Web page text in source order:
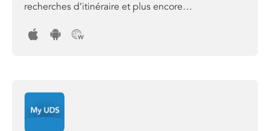
recherches d’itinéraire et plus encore…